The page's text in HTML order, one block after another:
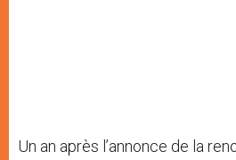
Un an après l’annonce de la